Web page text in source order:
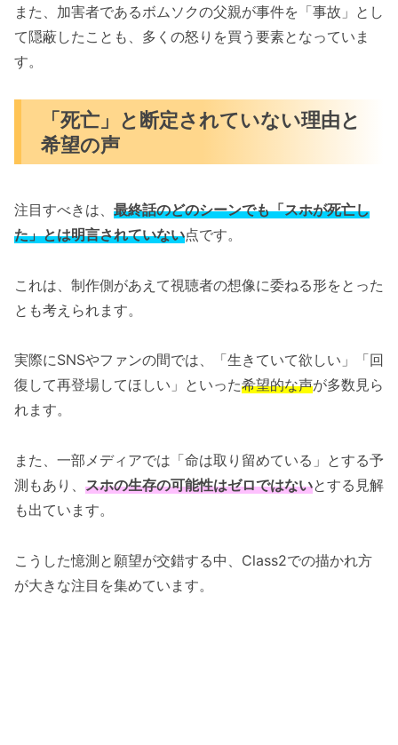
また、加害者であるボムソクの父親が事件を「事故」とし
て隠蔽したことも、多くの怒りを買う要素となっていま
す。
「死亡」と断定されていない理由と
希望の声
注目すべきは、 最終話のどのシーンでも「スホが死亡し
た」とは明言されていない点です。
これは、制作側があえて視聴者の想像に委ねる形をとった
とも考えられます。
実際にSNSやファンの間では、「生きていて欲しい」「回
復して再登場してほしい」といった希望的な声が多数見ら
れます。
また、一部メディアでは「命は取り留めている」とする予
測もあり、 スホの生存の可能性はゼロではないとする見解
も出ています。
こうした憶測と願望が交錯する中、Class2での描かれ方
が大きな注目を集めています。